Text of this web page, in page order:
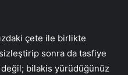
çete ile birlikte
sonra da tasfiye
bilakis yürüdüğünüz